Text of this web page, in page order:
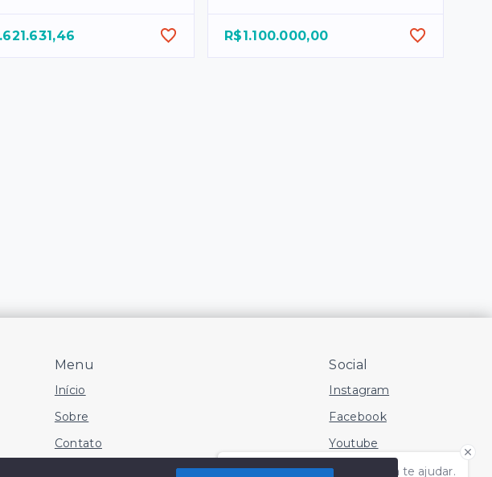
R$1.100.000,00
Olá! Estamos disponíveis para te ajudar.
Menu
Início
Sobre
Contato
Social
Instagram
Facebook
Youtube